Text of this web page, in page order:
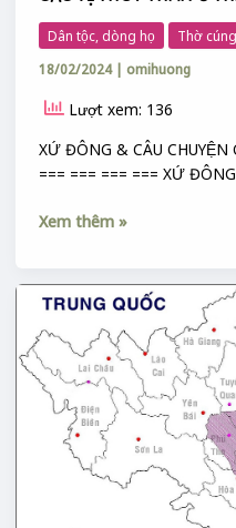
Dân tộc, dòng họ
Thờ
18/02/2024 | omihuong
Lượt xem: 136
XỨ ĐÔNG & CÂU CHUYỆN
=== === === === XỨ
Xem thêm »
CÁC
XỨ
SỞ